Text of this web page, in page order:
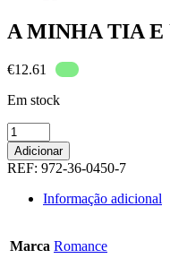
A MINHA TIA E
€12.61
Em stock
Quantidade
de
A
MINHA
TIA
BALEIA-
Adicionar
REF: 972-36-0450-7
Informação adicional
Marca Romance